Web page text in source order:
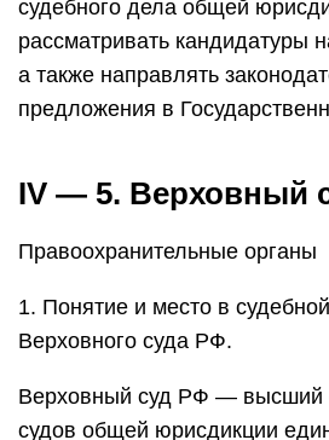
судебного дела общей
рассматривать кандидатуры
а также направлять
предложения в
IV — 5. Верховный
Правоохранительные органы
1. Понятие и место в
Верховного суда РФ.
Верховный суд РФ — высший
судов общей юрисдикции